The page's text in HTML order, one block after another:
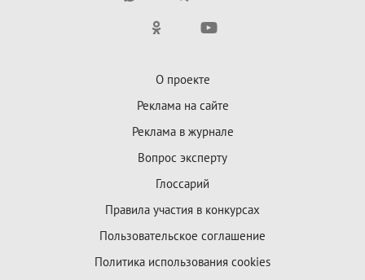
О проекте
Реклама на сайте
Реклама в журнале
Вопрос эксперту
Глоссарий
Правила участия в конкурсах
Пользовательское соглашение
Политика использования cookies